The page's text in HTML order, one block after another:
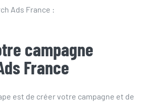
Ads France :
campagne
France
est de créer votre campagne et de